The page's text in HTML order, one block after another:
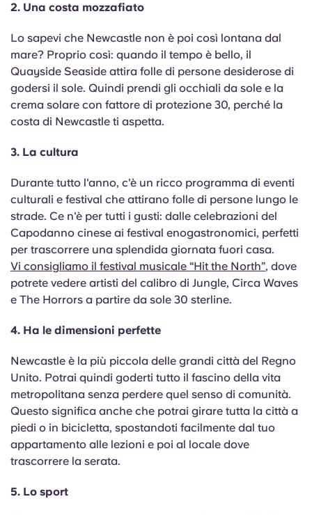
Català
Deutsch
Italian
2. Una costa mozzafiato
Lo sapevi che Newcastle non è poi così lontana dal
mare? Proprio così: quando il tempo è bello, il
Quayside Seaside attira folle di persone desiderose di
godersi il sole. Quindi prendi gli occhiali da sole e la
crema solare con fattore di protezione 30, perché la
costa di Newcastle ti aspetta.
3. La cultura
Durante tutto l'anno, c'è un ricco programma di eventi
culturali e festival che attirano folle di persone lungo le
strade. Ce n'è per tutti i gusti: dalle celebrazioni del
Capodanno cinese ai festival enogastronomici, perfetti
per trascorrere una splendida giornata fuori casa.
Vi consigliamo il festival musicale “Hit the North”, dove
potrete vedere artisti del calibro di Jungle, Circa Waves
e The Horrors a partire da sole 30 sterline.
4. Ha le dimensioni perfette
Newcastle è la più piccola delle grandi città del Regno
Unito. Potrai quindi goderti tutto il fascino della vita
metropolitana senza perdere quel senso di comunità.
Questo significa anche che potrai girare tutta la città a
piedi o in bicicletta, spostandoti facilmente dal tuo
appartamento alle lezioni e poi al locale dove
trascorrere la serata.
5. Lo sport